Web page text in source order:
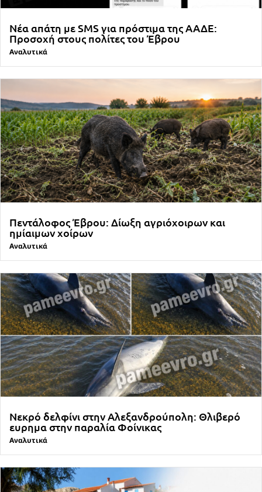
Νέα απάτη με SMS για πρόστιμα της ΑΑΔΕ:
Προσοχή στους πολίτες του Έβρου
Αναλυτικά
Πεντάλοφος Έβρου: Δίωξη αγριόχοιρων και
ημίαιμων χοίρων
Αναλυτικά
Νεκρό δελφίνι στην Αλεξανδρούπολη: Θλιβερό
ευρημα στην παραλία Φοίνικας
Αναλυτικά